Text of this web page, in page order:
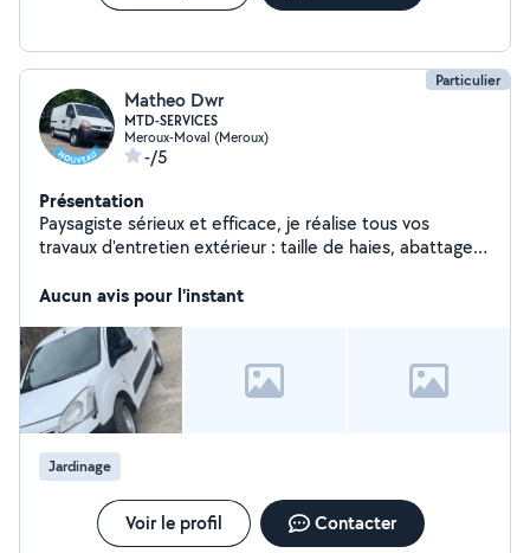
Particulier
Matheo Dwr
MTD-SERVICES
Meroux-Moval (Meroux)
-/5
Présentation
Paysagiste sérieux et efficace, je réalise tous vos
travaux d'entretien extérieur : taille de haies, abattage
soigné, intervention rapide et devis gratuit.
Aucun avis pour l'instant
Jardinage
Voir le profil Contacter